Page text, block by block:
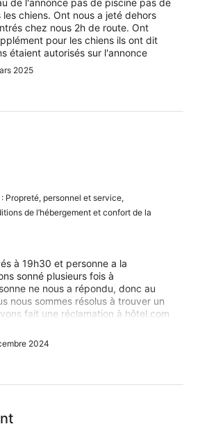
de l'annonce pas de piscine pas de
chiens. Ont nous a jeté dehors
chez nous 2h de route. Ont
pour les chiens ils ont dit
étaient autorisés sur l'annonce
2025
Propreté, personnel et service,
de l’hébergement et confort de la
à 19h30 et personne a la
sonné plusieurs fois à
ne nous a répondu, donc au
nous sommes résolus à trouver un
fait une réclamation à hôtel.com
propriétaires sont d’exceptionnels
foi…. De plus dans le hall, ça
et ce n’est pas du tout
ce que nous pouvons dire sur cet
gens ne le reconnaissent pas……
foi
2024